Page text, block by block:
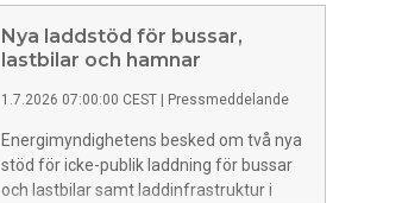
51 procent anser att järnvägen fungerar
ganska eller mycket dåligt, medan 43
procent tycker att den fungerar ganska
Nya laddstöd för bussar,
lastbilar och hamnar
1.7.2026 07:00:00 CEST Pressmeddelande
Energimyndighetens besked om två nya
stöd för icke-publik laddning för bussar
och lastbilar samt laddinfrastruktur i